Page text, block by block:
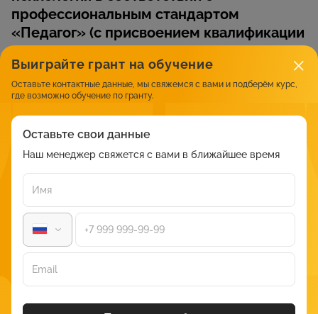
профессиональным стандартом
«Педагог» (с присвоением квалификации
«Воспитатель»)»
Сайт:
https://ped.isoedu.ru/programs/vospitatel/psikhologo-
pedagogicheskoe-obrazovanie-doshkolnaya-pedagogika-i-
Стоимость
Форма
Количество
Документ
от 6 490 ₽
Скриншот Институт современного образования
Описание
Программа предназначена для специалистов с высшим или
Выиграйте грант на обучение
Оставьте контактные данные, мы свяжемся с вами и подберём курс,
где возможно обучение по гранту.
Оставьте свои данные
Наш менеджер свяжется с вами в ближайшее время